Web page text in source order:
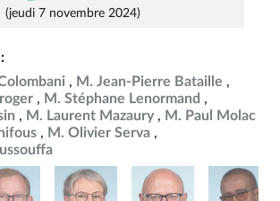
(jeudi 7 novembre 2024)
M. Jean-Pierre Bataille
M. Stéphane Lenormand
M. Laurent Mazaury
M. Paul Molac
M. Olivier Serva